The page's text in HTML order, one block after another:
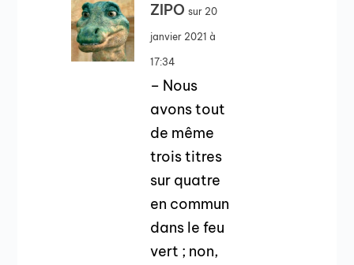
ZIPO sur 20
janvier 2021 à
17:34
– Nous
avons tout
de même
trois titres
sur quatre
en commun
dans le feu
vert ; non,